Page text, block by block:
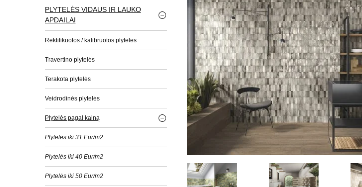
PLYTELĖS VIDAUS IR LAUKO
APDAILAI
Rektifikuotos / kalibruotos plyteles
Travertino plytelės
Terakota plytelės
Veidrodinės plytelės
Plytelės pagal kainą
Plytelės iki 31 Eur/m2
Plytelės iki 40 Eur/m2
Plytelės iki 50 Eur/m2